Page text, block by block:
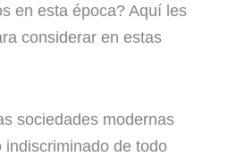
en esta época? Aquí les
considerar en estas
sociedades modernas
indiscriminado de todo